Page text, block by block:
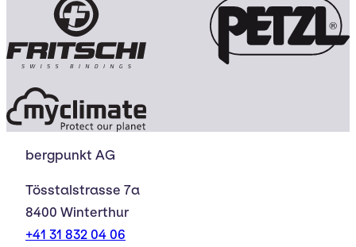
bergpunkt AG
Tösstalstrasse 7a
8400 Winterthur
+41 31 832 04 06